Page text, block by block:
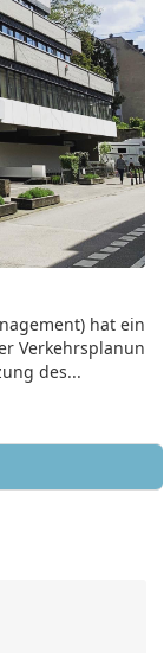
hat ein
Verkehrsplanun
des...